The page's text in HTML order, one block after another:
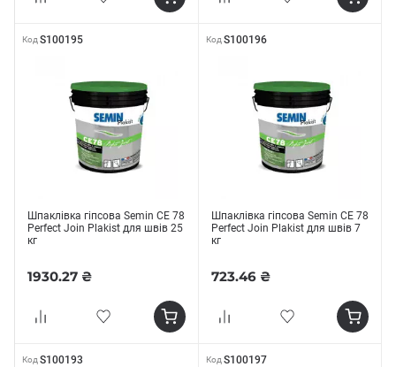
КодS100195
Шпаклівка гіпсова Semin CE 78
Perfect Join Plakist для швів 25
кг
1930.27 ₴
Код S100196
Шпаклівка гіпсова Semin CE 78
Perfect Join Plakist для швів 7
кг
723.46 ₴
Код S100193 Код S100197